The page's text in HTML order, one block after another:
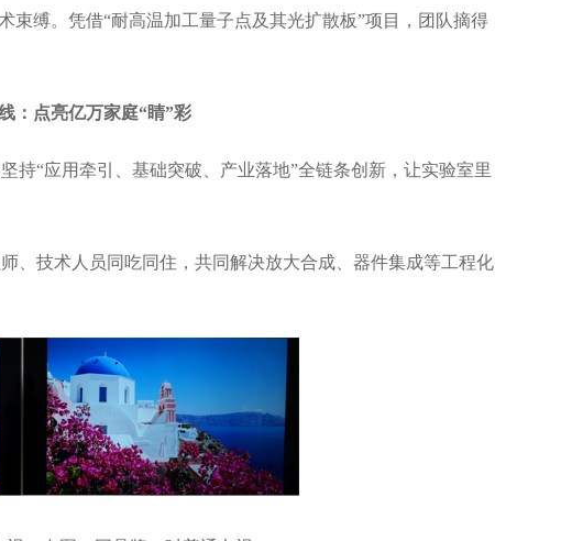
束缚。凭借“耐高温加工量子点及其光扩散板”项目，团队摘得
：点亮亿万家庭“睛”彩
持“应用牵引、基础突破、产业落地”全链条创新，让实验室里
、技术人员同吃同住，共同解决放大合成、器件集成等工程化